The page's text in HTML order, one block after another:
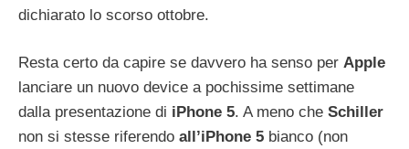
dichiarato lo scorso ottobre.
Resta certo da capire se davvero ha senso per Apple
lanciare un nuovo device a pochissime settimane
dalla presentazione di iPhone 5. A meno che Schiller
non si stesse riferendo all’iPhone 5 bianco (non